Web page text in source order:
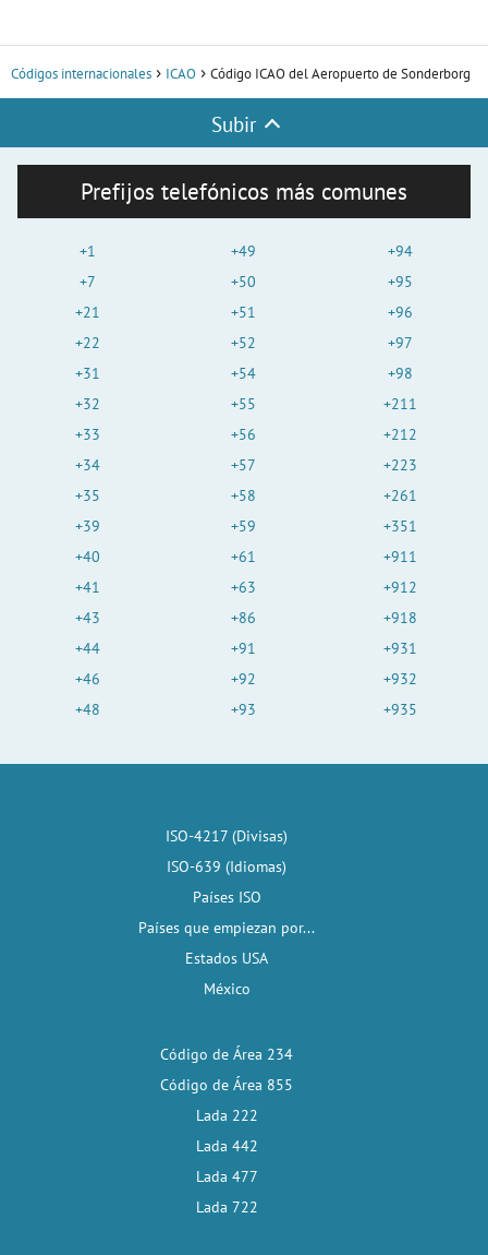
Códigos internacionales ICAO Código ICAO del Aeropuerto de Sonderborg
Subir
Prefijos telefónicos más comunes
+1
+7
+21
+22
+31
+32
+33
+34
+35
+39
+40
+41
+43
+44
+46
+48
+49
+50
+51
+52
+54
+55
+56
+57
+58
+59
+61
+63
+86
+91
+92
+93
+94
+95
+96
+97
+98
+211
+212
+223
+261
+351
+911
+912
+918
+931
+932
+935
ISO-4217 (Divisas)
ISO-639 (Idiomas)
Países ISO
Países que empiezan por...
Estados USA
México
Código de Área 234
Código de Área 855
Lada 222
Lada 442
Lada 477
Lada 722